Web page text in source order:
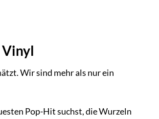
Wir sind mehr als nur ein
Pop-Hit suchst, die Wurzeln